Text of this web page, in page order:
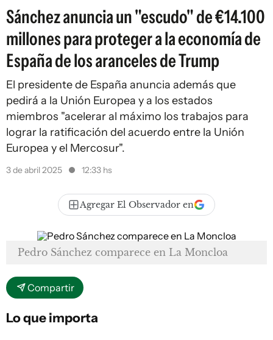
Sánchez anuncia un "escudo" de €14.100
millones para proteger a la economía de
España de los aranceles de Trump
El presidente de España anuncia además que
pedirá a la Unión Europea y a los estados
miembros "acelerar al máximo los trabajos para
lograr la ratificación del acuerdo entre la Unión
Europea y el Mercosur".
3 de abril 2025 12:33 hs
Agregar El Observador en
Pedro Sánchez comparece en La Moncloa
Compartir
Lo que importa